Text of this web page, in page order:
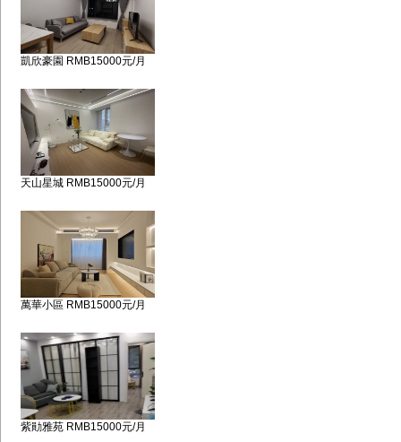
凱欣豪園 RMB15000元/月
天山星城 RMB15000元/月
萬華小區 RMB15000元/月
紫勛雅苑 RMB15000元/月